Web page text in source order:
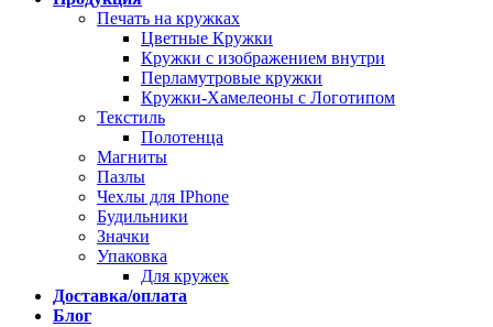
Печать на кружках
Цветные Кружки
Кружки с изображением внутри
Перламутровые кружки
Кружки-Хамелеоны с Логотипом
Текстиль
Полотенца
Магниты
Пазлы
Чехлы для IPhone
Будильники
Значки
Упаковка
Для кружек
Доставка/оплата
Блог